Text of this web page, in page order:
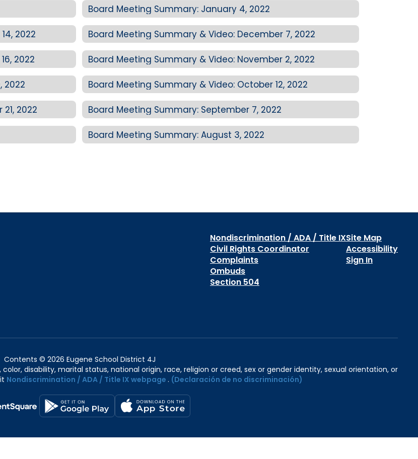
Board Meeting Summary: January 4, 2022
2022 Board Meeting Summary & Video: December 7, 2022
2022 Board Meeting Summary & Video: November 2, 2022
2022 Board Meeting Summary & Video: October 12, 2022
2022 Board Meeting Summary: September 7, 2022
Board Meeting Summary: August 3, 2022
Nondiscrimination / ADA / Title IX
Civil Rights Coordinator
Complaints
Ombuds
Section 504
Site Map
Accessibility
Sign In
Contents © 2026 Eugene School District 4J
disability, marital status, national origin, race, religion or creed, sex or gender identity, sexual orientation, or
Nondiscrimination / ADA / Title IX webpage . (Declaración de no discriminación)